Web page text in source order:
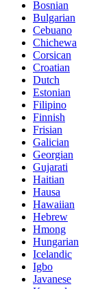
Bosnian
Bulgarian
Cebuano
Chichewa
Corsican
Croatian
Dutch
Estonian
Filipino
Finnish
Frisian
Galician
Georgian
Gujarati
Haitian
Hausa
Hawaiian
Hebrew
Hmong
Hungarian
Icelandic
Igbo
Javanese